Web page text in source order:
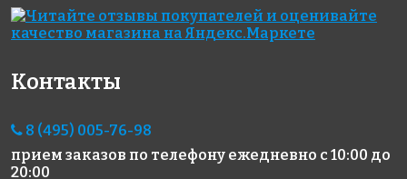
EVO S.210
Greige 2,5
кг.
добавка для
STARLIKE, 75 г
добавка для
STARLIKE
Контакты
8 (495) 005-76-98
прием заказов по телефону ежедневно с 10:00 до
20:00